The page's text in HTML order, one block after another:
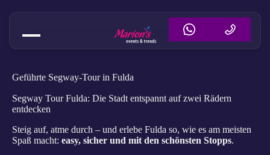
Geführte Segway-Tour in Fulda
Segway Tour Fulda: Die Stadt entspannt auf zwei Rädern
entdecken
Steig auf, atme durch – und erlebe Fulda so, wie es am meisten
Spaß macht: easy, sicher und mit den schönsten Stopps.